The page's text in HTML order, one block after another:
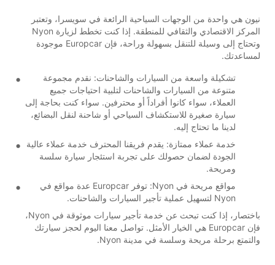
نيون هي واحدة من الوجهات السياحية الرائعة في سويسرا، وتعتبر
المركز الاقتصادي والثقافي للمنطقة. إذا كنت تخطط لزيارة Nyon
وتحتاج إلى وسيلة للتنقل بسهولة وراحة، فإن Europcar موجودة
لمساعدتك.
تشكيلة واسعة من السيارات والشاحنات: نقدم مجموعة
متنوعة من السيارات والشاحنات لتلبية احتياجات جميع
العملاء، سواء كانوا أفراداً أو محترفين. سواء كنت بحاجة إلى
سيارة صغيرة للاستكشاف السياحي أو شاحنة لنقل البضائع،
لدينا ما تحتاج إليه.
خدمة عملاء ممتازة: يقدم فريقنا المحترف خدمة عملاء عالية
الجودة لضمان حصولك على تجربة استئجار سيارة سلسة
ومريحة.
مواقع مريحة في Nyon: توفر Europcar عدة مواقع في
Nyon لتسهيل عملية تأجير السيارات والشاحنات.
باختصار، إذا كنت تبحث عن خدمة تأجير سيارات موثوقة في Nyon،
فإن Europcar هي الخيار الأمثل. تواصل معنا اليوم لحجز سيارتك
والتمتع برحلة مريحة وسلسة في مدينة Nyon.